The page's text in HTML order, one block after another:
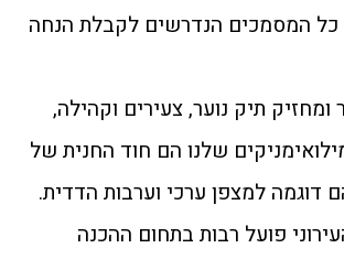
כל המסמכים הנדרשים לקבלת הנחה
תיק נוער, צעירים וקהילה,
שלנו הם חוד החנית של
דוגמה למצפן ערכי וערבות הדדית.
פועל רבות בתחום ההכנה